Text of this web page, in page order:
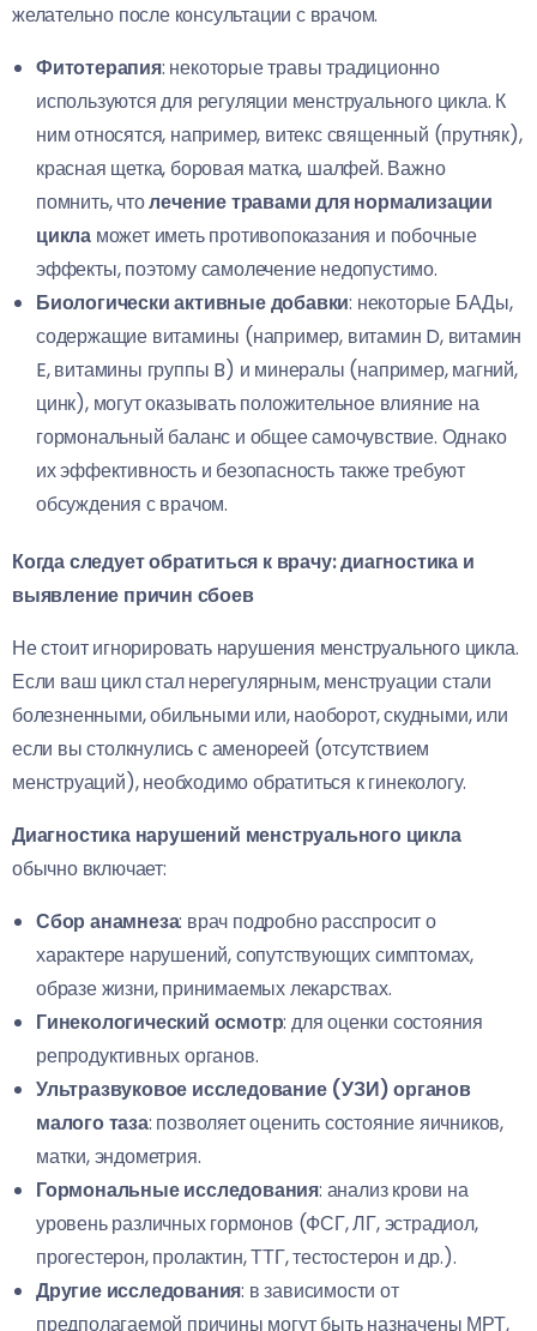
желательно после консультации с врачом.
Фитотерапия: некоторые травы традиционно
используются для регуляции менструального цикла. К
ним относятся, например, витекс священный (прутняк),
красная щетка, боровая матка, шалфей. Важно
помнить, чтолечение травами для нормализации
цикла может иметь противопоказания и побочные
эффекты, поэтому самолечение недопустимо.
Биологически активные добавки: некоторые БАДы,
содержащие витамины (например, витамин D, витамин
E, витамины группы B) и минералы (например, магний,
цинк), могут оказывать положительное влияние на
гормональный баланс и общее самочувствие. Однако
их эффективность и безопасность также требуют
обсуждения с врачом.
Когда следует обратиться к врачу: диагностика и
выявление причин сбоев
Не стоит игнорировать нарушения менструального цикла.
Если ваш цикл стал нерегулярным, менструации стали
болезненными, обильными или, наоборот, скудными, или
если вы столкнулись с аменореей (отсутствием
менструаций), необходимо обратиться к гинекологу.
Диагностика нарушений менструального цикла
обычно включает:
Сбор анамнеза: врач подробно расспросит о
характере нарушений, сопутствующих симптомах,
образе жизни, принимаемых лекарствах.
Гинекологический осмотр: для оценки состояния
репродуктивных органов.
Ультразвуковое исследование (УЗИ) органов
малого таза: позволяет оценить состояние яичников,
матки, эндометрия.
Гормональные исследования: анализ крови на
уровень различных гормонов (ФСГ, ЛГ, эстрадиол,
прогестерон, пролактин, ТТГ, тестостерон и др.).
Другие исследования: в зависимости от
предполагаемой причины могут быть назначены МРТ,